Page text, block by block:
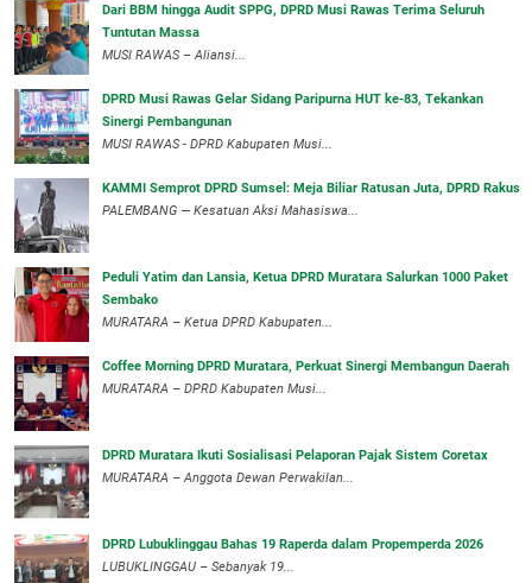
Dari BBM hingga Audit SPPG, DPRD Musi Rawas Terima Seluruh
Tuntutan Massa
MUSI RAWAS – Aliansi...
DPRD Musi Rawas Gelar Sidang Paripurna HUT ke-83, Tekankan
Sinergi Pembangunan
MUSI RAWAS - DPRD Kabupaten Musi...
KAMMI Semprot DPRD Sumsel: Meja Biliar Ratusan Juta, DPRD Rakus
PALEMBANG — Kesatuan Aksi Mahasiswa...
Peduli Yatim dan Lansia, Ketua DPRD Muratara Salurkan 1000 Paket
Sembako
MURATARA – Ketua DPRD Kabupaten...
Coffee Morning DPRD Muratara, Perkuat Sinergi Membangun Daerah
MURATARA – DPRD Kabupaten Musi...
DPRD Muratara Ikuti Sosialisasi Pelaporan Pajak Sistem Coretax
MURATARA – Anggota Dewan Perwakilan...
DPRD Lubuklinggau Bahas 19 Raperda dalam Propemperda 2026
LUBUKLINGGAU – Sebanyak 19...